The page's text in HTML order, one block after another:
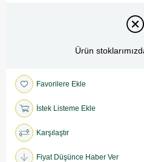
Ürün
Favorilere Ekle
İstek Listeme Ekle
Karşılaştır
Fiyat Düşünce Haber Ver